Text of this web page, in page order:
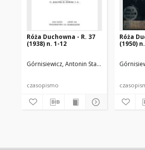
Róża Duchowna - R. 37
(1938) n. 1-12
Górnisiewicz, Antonin Stanisław (1871-
czasopismo
Róża
(1950)